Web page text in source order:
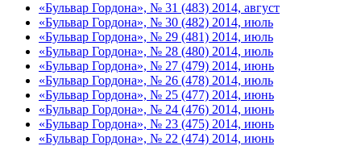
«Бульвар Гордона», № 31 (483) 2014, август
«Бульвар Гордона», № 30 (482) 2014, июль
«Бульвар Гордона», № 29 (481) 2014, июль
«Бульвар Гордона», № 28 (480) 2014, июль
«Бульвар Гордона», № 27 (479) 2014, июнь
«Бульвар Гордона», № 26 (478) 2014, июль
«Бульвар Гордона», № 25 (477) 2014, июнь
«Бульвар Гордона», № 24 (476) 2014, июнь
«Бульвар Гордона», № 23 (475) 2014, июнь
«Бульвар Гордона», № 22 (474) 2014, июнь